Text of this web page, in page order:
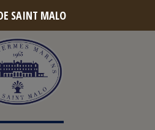
SAINT MALO